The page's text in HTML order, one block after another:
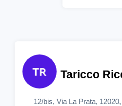
Taricco
12/bis, Via La Prata,